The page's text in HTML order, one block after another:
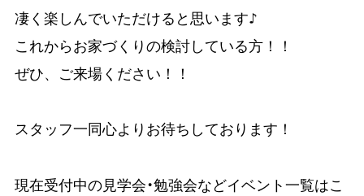
凄く楽しんでいただけると思います♪
これからお家づくりの検討している方！！
ぜひ、ご来場ください！！
スタッフ一同心よりお待ちしております！
現在受付中の見学会・勉強会などイベント一覧はこ